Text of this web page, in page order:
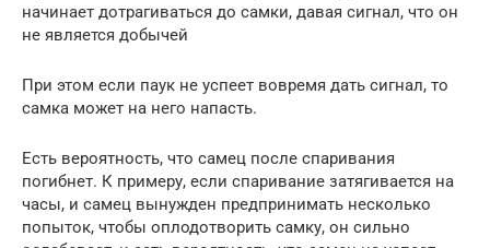
начинает дотрагиваться до самки, давая сигнал, что он
не является добычей
При этом если паук не успеет вовремя дать сигнал, то
самка может на него напасть.
Есть вероятность, что самец после спаривания
погибнет. К примеру, если спаривание затягивается на
часы, и самец вынужден предпринимать несколько
попыток, чтобы оплодотворить самку, он сильно